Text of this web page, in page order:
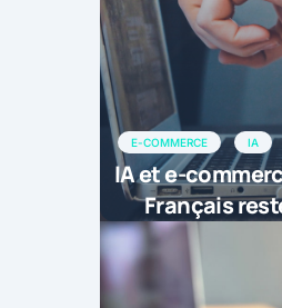
E-COMMERCE IA
IA et e-
Français